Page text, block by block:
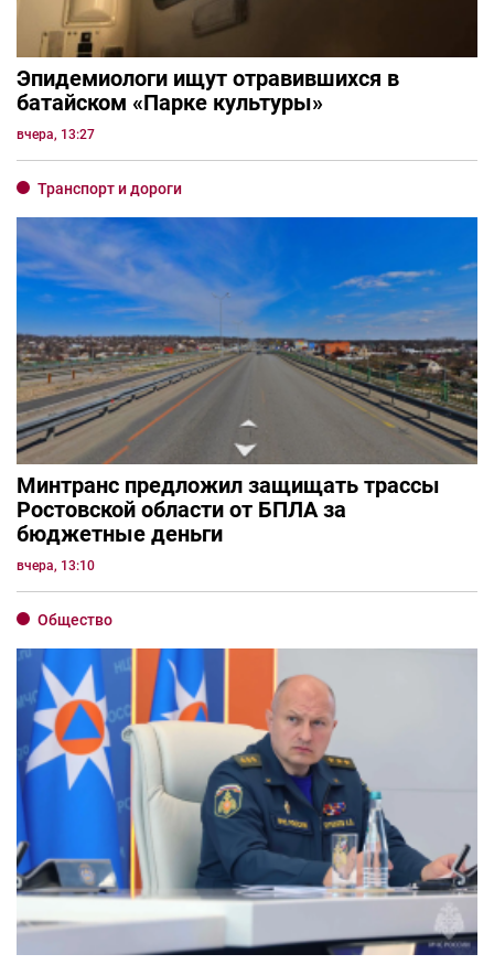
Эпидемиологи ищут отравившихся в
батайском «Парке культуры»
вчера, 13:27
Транспорт и дороги
Минтранс предложил защищать трассы
Ростовской области от БПЛА за
бюджетные деньги
вчера, 13:10
Общество